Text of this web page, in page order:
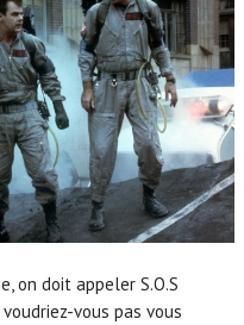
on doit appeler S.O.S
voudriez-vous pas vous